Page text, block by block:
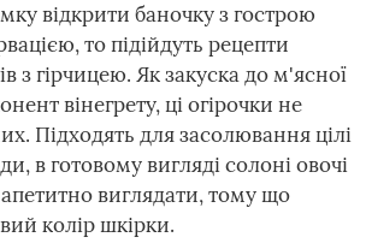
відкрити баночку з гострою
то підійдуть рецепти
з гірчицею. Як закуска до м'ясної
вінегрету, ці огірочки не
Підходять для засолювання цілі
в готовому вигляді солоні овочі
апетитно виглядати, тому що
колір шкірки.